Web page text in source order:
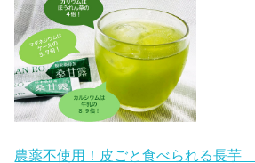
農薬不使用！皮ごと食べられる長芋